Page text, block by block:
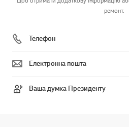
ремонт.
Телефон
Електронна пошта
Ваша думка Президенту